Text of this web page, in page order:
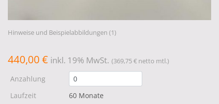
Hinweise und Beispielabbildungen (1)
440,00 € inkl. 19% MwSt. (369,75 € netto mtl.)
Anzahlung
Laufzeit
60 Monate